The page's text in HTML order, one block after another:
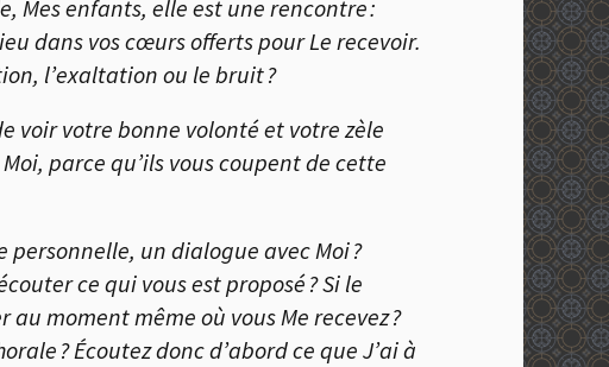
Mes enfants, elle est une rencontre :
dans vos cœurs offerts pour Le recevoir.
l’exaltation ou le bruit ?
voir votre bonne volonté et votre zèle
parce qu’ils vous coupent de cette
un dialogue avec Moi ?
ce qui vous est proposé ? Si le
moment même où vous Me recevez ?
? Écoutez donc d’abord ce que J’ai à